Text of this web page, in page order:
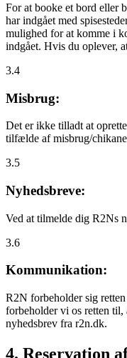
For at booke et bord eller
har indgået med
mulighed for at komme i
indgået. Hvis du oplever,
3.4
Misbrug:
Det er ikke tilladt at
tilfælde af misbrug/
3.5
Nyhedsbreve:
Ved at tilmelde dig R2Ns
3.6
Kommunikation:
R2N forbeholder sig
forbeholder vi os retten
nyhedsbrev fra r2n.dk.
4. Reservation